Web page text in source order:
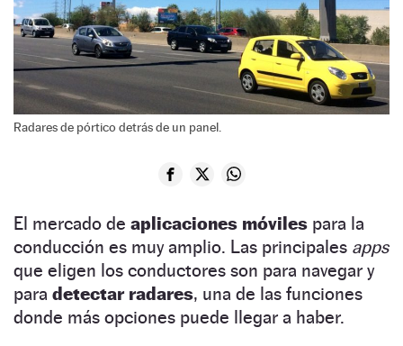
Radares de pórtico detrás de un panel.
El mercado de aplicaciones móviles para la
conducción es muy amplio. Las principales apps
que eligen los conductores son para navegar y
para detectar radares, una de las funciones
donde más opciones puede llegar a haber.